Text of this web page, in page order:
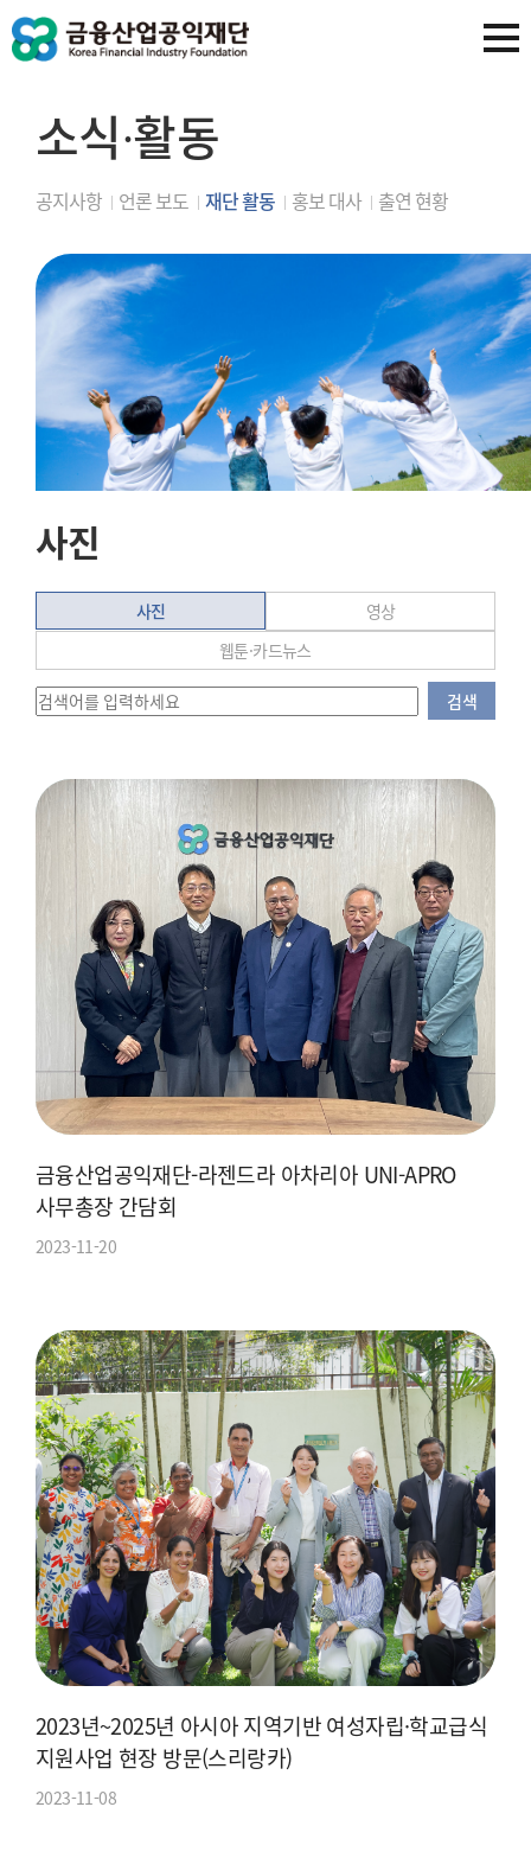
소식∙활동
공지사항 언론 보도 재단 활동 홍보 대사 출연 현황
사진
사진
영상
웹툰·카드뉴스
검색
금융산업공익재단-라젠드라 아차리아 UNI-APRO
사무총장 간담회
2023-11-20
2023년~2025년 아시아 지역기반 여성자립·학교급식
지원사업 현장 방문(스리랑카)
2023-11-08